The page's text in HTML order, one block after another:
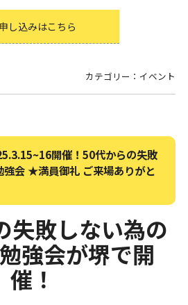
し込みはこちら
カテゴリー：イベント
開催！50代からの失敗
強会 ★満員御礼 ご来場ありがと
失敗しない為の
強会が堺で開
催！